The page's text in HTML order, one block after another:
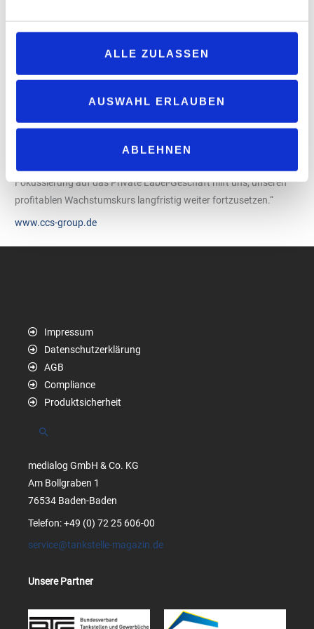
ALLE ZULASSEN
AUSWAHL ERLAUBEN
ABLEHNEN
Geschäft im Rahmen eines Management-Buy-Outs übernommen.
Fortsetzung des Wachstumskurses
„Durch die Trennung erhöht sich der Fokus in der gesamten
Prozesskette. Nachdem wir im April bereits die Carwash-Experten
der Caramba in das Omnichannel-Geschäftsmodell der Marke
Schritt. Wir richten unsere Portfolio-Strategie so noch stärker auf
die Belieferung von professionellen B2B-Kunden mit
Fokussierung auf das Private Label-Geschäft hilft uns, unseren
profitablen Wachstumskurs langfristig weiter fortzusetzen.“
www.ccs-group.de
Impressum
Datenschutzerklärung
AGB
Compliance
Produktsicherheit
Suchen
medialog GmbH & Co. KG
Am Bollgraben 1
76534 Baden-Baden
Telefon: +49 (0) 72 25 606-00
service@tankstelle-magazin.de
Unsere Partner